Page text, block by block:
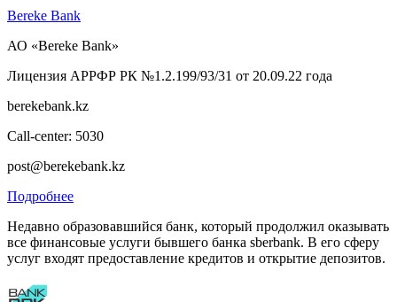
Bereke Bank
АО «Bereke Bank»
Лицензия АРРФР РК №1.2.199/93/31 от 20.09.22 года
berekebank.kz
Call-center: 5030
post@berekebank.kz
Подробнее
Недавно образовавшийся банк, который продолжил оказывать
все финансовые услуги бывшего банка sberbank. В его сферу
услуг входят предоставление кредитов и открытие депозитов.